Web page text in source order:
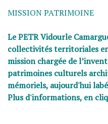
MISSION PATRIMOINE
Le PETR Vidourle
collectivités territoriales
mission chargée de
patrimoines culturels
mémoriels, aujourd'hui
Plus d'informations, en